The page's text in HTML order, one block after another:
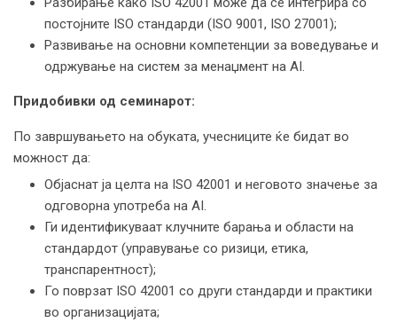
постојните ISO стандарди (ISO 9001, ISO 27001);
Развивање на основни компетенции за воведување и
одржување на систем за менаџмент на AI.
Придобивки од семинарот:
По завршувањето на обуката, учесниците ќе бидат во
можност да:
Објаснат ја целта на ISO 42001 и неговото значење за
одговорна употреба на AI.
Ги идентификуваат клучните барања и области на
стандардот (управување со ризици, етика,
транспарентност);
Го поврзат ISO 42001 со други стандарди и практики
во организацијата;